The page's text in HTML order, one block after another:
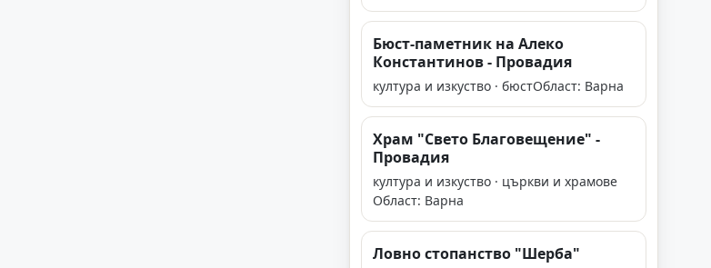
Бюст-паметник на Алеко
Константинов - Провадия
култура и изкуство · бюстОбласт: Варна
Храм "Свето Благовещение" -
Провадия
култура и изкуство · църкви и храмове
Област: Варна
Ловно стопанство "Шерба"